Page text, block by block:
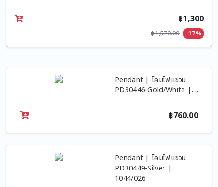
฿1,300
฿1,570.00 -17%
Pendant | โคมไฟแขวน
PD30446-Gold/White |.....
฿760.00
Pendant | โคมไฟแขวน
PD30449-Silver |
1044/026